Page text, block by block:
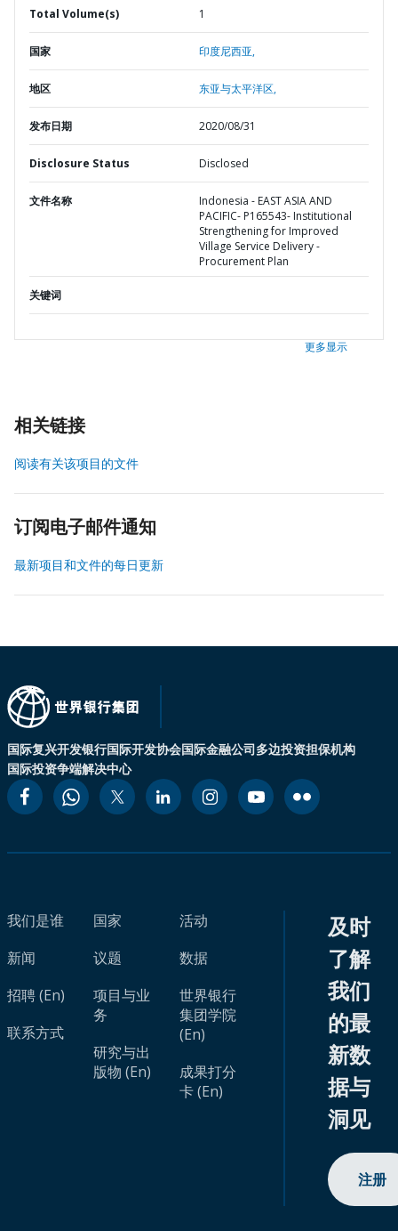
Total Volume(s) 1
国家 印度尼西亚,
地区 东亚与太平洋区,
发布日期 2020/08/31
Disclosure Status Disclosed
文件名称
Indonesia - EAST ASIA AND
PACIFIC- P165543- Institutional
Strengthening for Improved
Village Service Delivery -
Procurement Plan
关键词
更多显示
相关链接
阅读有关该项目的文件
订阅电子邮件通知
最新项目和文件的每日更新
国际复兴开发银行国际开发协会国际金融公司多边投资担保机构
国际投资争端解决中心
我们是谁
新闻
招聘 (En)
联系方式
国家
议题
项目与业
务
研究与出
版物 (En)
活动
数据
世界银行
集团学院
(En)
成果打分
卡 (En)
及时
了解
我们
的最
新数
据与
洞见
注册